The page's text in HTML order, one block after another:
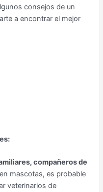
consejos de un
a encontrar el mejor
compañeros de
mascotas, es probable
veterinarios de